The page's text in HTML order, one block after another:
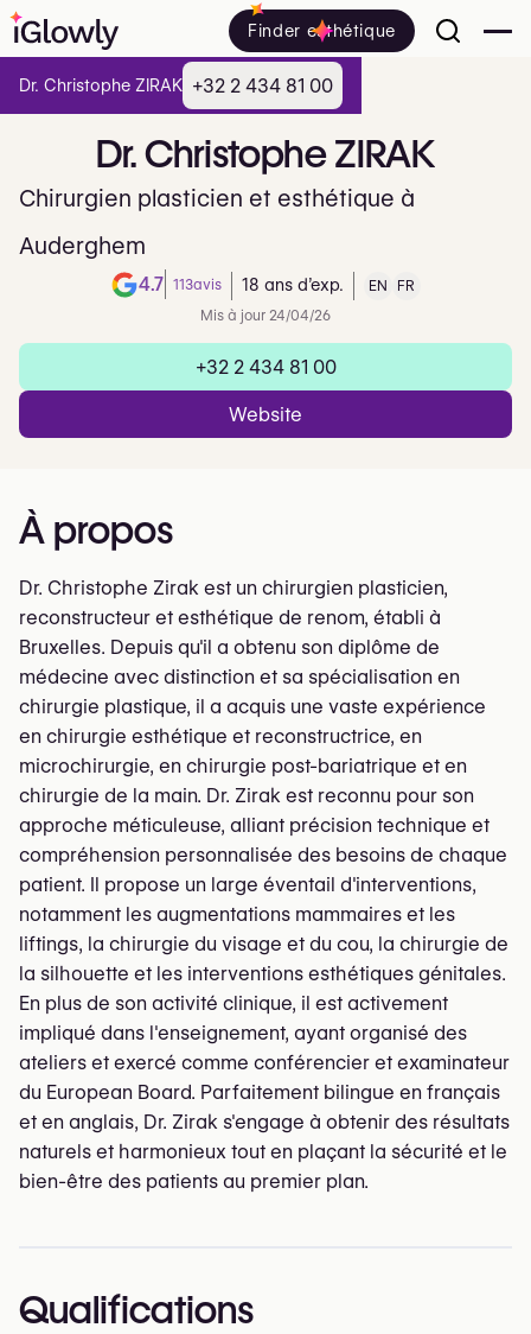
Finder esthétique
Dr.ChristopheZIRAK
Chirurgien plasticien et esthétique à
Auderghem
4.7 113avis
Note de 4.7 sur 5 sur Google
18 ans d’exp. EN
FR
Mis à jour 24/04/26
+32 2 434 81 00
Website
À propos
Dr. Christophe Zirak est un chirurgien plasticien,
reconstructeur et esthétique de renom, établi à
Bruxelles. Depuis qu'il a obtenu son diplôme de
médecine avec distinction et sa spécialisation en
chirurgie plastique, il a acquis une vaste expérience
en chirurgie esthétique et reconstructrice, en
microchirurgie, en chirurgie post-bariatrique et en
chirurgie de la main. Dr. Zirak est reconnu pour son
approche méticuleuse, alliant précision technique et
compréhension personnalisée des besoins de chaque
patient. Il propose un large éventail d'interventions,
notamment les augmentations mammaires et les
liftings, la chirurgie du visage et du cou, la chirurgie de
la silhouette et les interventions esthétiques génitales.
En plus de son activité clinique, il est activement
impliqué dans l'enseignement, ayant organisé des
ateliers et exercé comme conférencier et examinateur
du European Board. Parfaitement bilingue en français
et en anglais, Dr. Zirak s'engage à obtenir des résultats
naturels et harmonieux tout en plaçant la sécurité et le
bien-être des patients au premier plan.
Qualifications
Dr. Christophe ZIRAK +32 2 434 81 00